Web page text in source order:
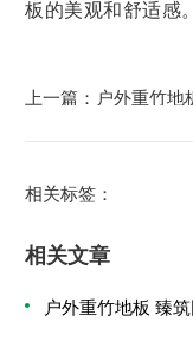
板的美观和舒适感
上一篇：户外重竹地
相关标签：
相关文章
户外重竹地板 臻